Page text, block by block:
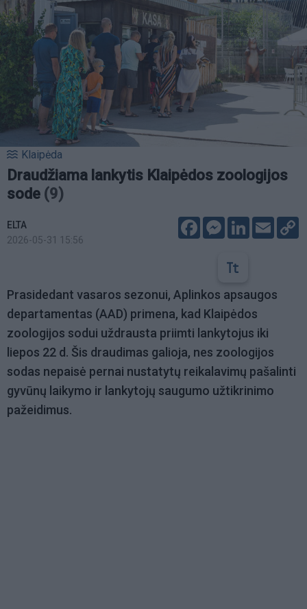
Klaipėda
Draudžiama lankytis Klaipėdos zoologijos
sode (9)
ELTA
2026-05-31 15:56
FacebookMessenger
LinkedIn
Email
Prasidedant vasaros sezonui, Aplinkos apsaugos
departamentas (AAD) primena, kad Klaipėdos
zoologijos sodui uždrausta priimti lankytojus iki
liepos 22 d. Šis draudimas galioja, nes zoologijos
sodas nepaisė pernai nustatytų reikalavimų pašalinti
gyvūnų laikymo ir lankytojų saugumo užtikrinimo
pažeidimus.